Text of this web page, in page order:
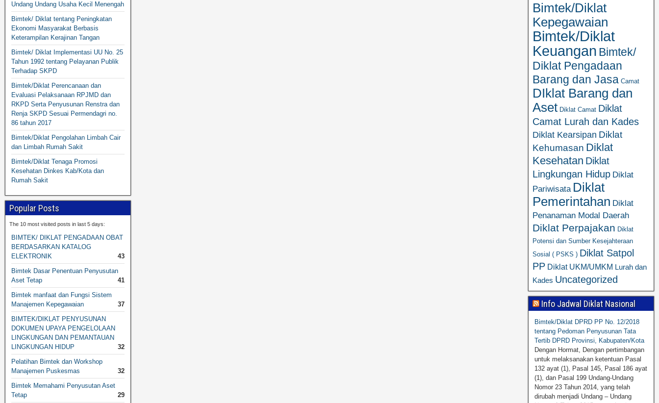
Undang Undang Usaha Kecil Menengah
Bimtek/ Diklat tentang Peningkatan
Ekonomi Masyarakat Berbasis
Keterampilan Kerajinan Tangan
Bimtek/ Diklat Implementasi UU No. 25
Tahun 1992 tentang Pelayanan Publik
Terhadap SKPD
Bimtek/Diklat Perencanaan dan
Evaluasi Pelaksanaan RPJMD dan
RKPD Serta Penyusunan Renstra dan
Renja SKPD Sesuai Permendagri no.
86 tahun 2017
Bimtek/Diklat Pengolahan Limbah Cair
dan Limbah Rumah Sakit
Bimtek/Diklat Tenaga Promosi
Kesehatan Dinkes Kab/Kota dan
Rumah Sakit
Popular Posts
The 10 most visited posts in last 5 days:
BIMTEK/ DIKLAT PENGADAAN OBAT
BERDASARKAN KATALOG
ELEKTRONIK
43
Bimtek Dasar Penentuan Penyusutan
Aset Tetap
41
Bimtek manfaat dan Fungsi Sistem
Manajemen Kepegawaian
37
BIMTEK/DIKLAT PENYUSUNAN
DOKUMEN UPAYA PENGELOLAAN
LINGKUNGAN DAN PEMANTAUAN
LINGKUNGAN HIDUP
32
Pelatihan Bimtek dan Workshop
Manajemen Puskesmas
32
Bimtek Memahami Penyusutan Aset
Tetap
29
Bimtek/Diklat
Kepegawaian
Bimtek/Diklat
Keuangan Bimtek/
Diklat Pengadaan
Barang dan Jasa Camat
DIklat Barang dan
Aset Diklat Camat Diklat
Camat Lurah dan Kades
Diklat Kearsipan Diklat
Kehumasan Diklat
Kesehatan Diklat
Lingkungan Hidup Diklat
Pariwisata Diklat
Pemerintahan Diklat
Penanaman Modal Daerah
Diklat Perpajakan Diklat
Potensi dan Sumber Kesejahteraan
Sosial ( PSKS ) Diklat Satpol
PP Diklat UKM/UMKM Lurah dan
Kades Uncategorized
Info Jadwal Diklat Nasional
Bimtek/Diklat DPRD PP No. 12/2018
tentang Pedoman Penyusunan Tata
Tertib DPRD Provinsi, Kabupaten/Kota
Dengan Hormat, Dengan pertimbangan
untuk melaksanakan ketentuan Pasal
132 ayat (1), Pasal 145, Pasal 186 ayat
(1), dan Pasal 199 Undang-Undang
Nomor 23 Tahun 2014, yang telah
dirubah menjadi Undang – Undang